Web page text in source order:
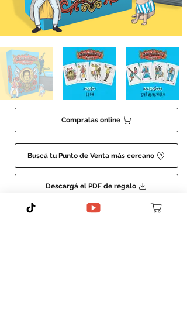
Compralas online
Buscá tu Punto de Venta más cercano
Descargá el PDF de regalo